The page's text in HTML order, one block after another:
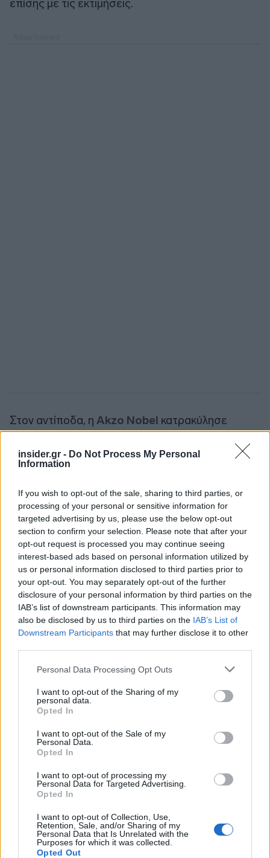
insider.gr - Do Not Process My Personal
Information
If you wish to opt-out of the sale, sharing to third parties, or
processing of your personal or sensitive information for
targeted advertising by us, please use the below opt-out
section to confirm your selection. Please note that after your
opt-out request is processed you may continue seeing
interest-based ads based on personal information utilized by
us or personal information disclosed to third parties prior to
your opt-out. You may separately opt-out of the further
disclosure of your personal information by third parties on the
IAB’s list of downstream participants. This information may
also be disclosed by us to third parties on the IAB’s List of
Downstream Participants that may further disclose it to other
Please note that this website/app uses one or more Google
not limited to your visit or usage behaviour. You may click to
grant or deny consent to Google and its third-party tags to
use your data for below specified purposes in below Google
consent section.
Personal Data Processing Opt Outs
I want to opt-out of the Sharing of my
personal data.
Opted In
I want to opt-out of the Sale of my
Personal Data.
Opted In
I want to opt-out of processing my
Personal Data for Targeted Advertising.
Opted In
I want to opt-out of Collection, Use,
Retention, Sale, and/or Sharing of my
Personal Data that Is Unrelated with the
Purposes for which it was collected.
Opted Out
επίσης με τις εκτιμήσεις.
Στον αντίποδα, η Akzo Nobel κατρακύλησε
18,37% μετά την αποτυχία εξαγοράς από Nippon
Paint και Sherwin-Williams. Η Akzo Nobel, με
βασικό εμπορικό σήμα την Dulux, είχε απορρίψει
(85 δολάρια) ανά μετοχή καθώς «δεν πλησίαζε»
κοντά στο να αντικατοπτρίζει επαρκώς την αξία
και τις μακροπρόθεσμες προοπτικές της, ενώ το
σχέδιο προσέφερε «ανεπαρκή βεβαιότητα
συμφωνίας» για τον διαχωρισμό της επιχείρησης,
με τους μετόχους της «να μην προστατεύονται
επαρκώς».
Ταυτόχρονα, στο ίδιο μήκος κύματος, οτίτλος
της Partners Group «κοκκίνησε» 16,33%
ιδιωτικών αγορών με έδρα τη Ζυρίχη ότι
περιορίζει τις αναλήψεις επενδυτών σε ένα
από τα ιδιωτικά επενδυτικά της κεφάλαια
αντανακλώντας τις πρόσφατες πιέσεις στο
private credit της αμερικανικής
επιχειρηματικότητας.
Ακολουθήστε τοinsider.gr στο Google News
και μάθετε
πρώτοι όλες τις